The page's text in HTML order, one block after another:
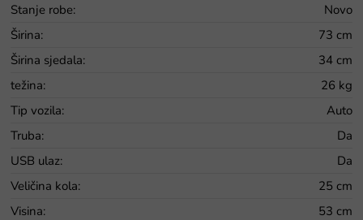
Stanje robe:
Novo
Širina:
73 cm
Širina sjedala:
34 cm
težina:
26 kg
Tip vozila:
Auto
Truba:
Da
USB ulaz:
Da
Veličina kola:
25 cm
Visina:
53 cm